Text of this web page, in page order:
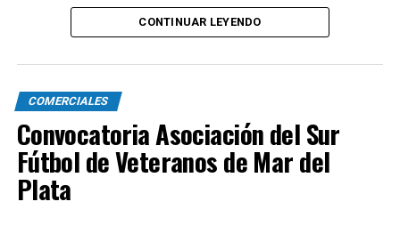
CONTINUAR LEYENDO
COMERCIALES
Convocatoria Asociación del Sur
Fútbol de Veteranos de Mar del
Plata